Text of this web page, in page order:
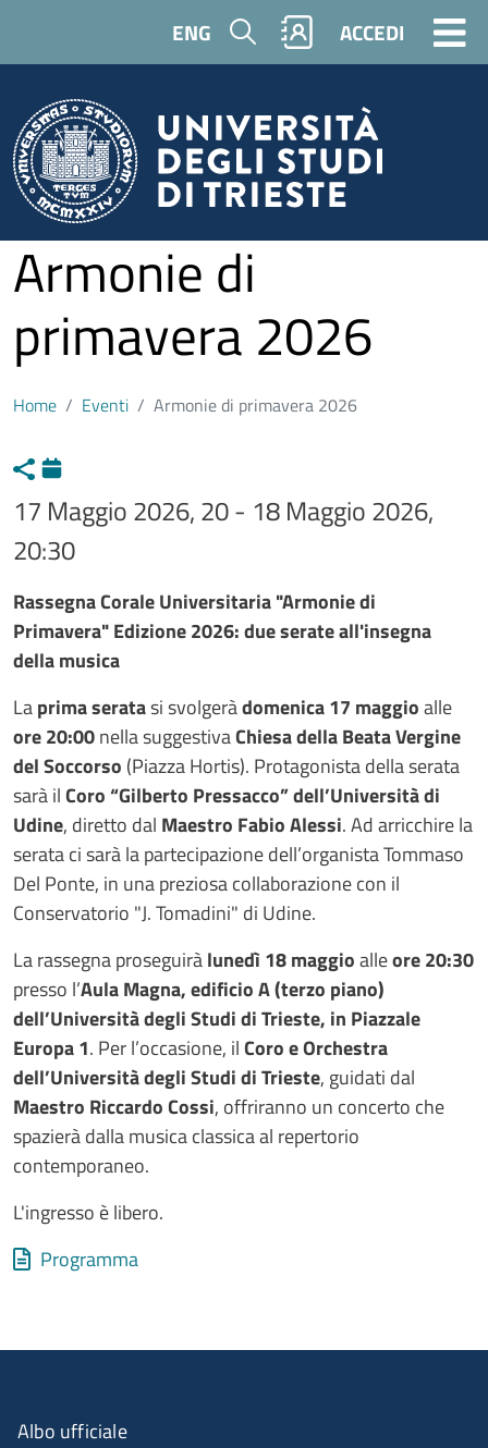
ENG Cerca ACCEDI
Armonie di
primavera 2026
Home Eventi Armonie di primavera 2026
17 Maggio 2026, 20 - 18 Maggio 2026,
20:30
Testo evento
Rassegna Corale Universitaria "Armonie di
Primavera" Edizione 2026: due serate all'insegna
della musica
Laprima seratasi svolgeràdomenica 17 maggioalle
ore 20:00nella suggestivaChiesa della Beata Vergine
del Soccorso (Piazza Hortis). Protagonista della serata
sarà ilCoro “Gilberto Pressacco”dell’Università di
Udine, diretto dal Maestro Fabio Alessi. Ad arricchire la
serata ci sarà la partecipazione dell’organista Tommaso
Del Ponte, in una preziosa collaborazione con il
Conservatorio "J. Tomadini" di Udine.
La rassegna proseguiràlunedì 18 maggioalleore 20:30
presso l’Aula Magna, edificio A (terzo piano)
dell’Università degli Studi di Trieste, in Piazzale
Europa 1. Per l’occasione, ilCoro e Orchestra
dell’Università degli Studi di Trieste, guidati dal
Maestro Riccardo Cossi, offriranno un concerto che
spazierà dalla musica classica al repertorio
contemporaneo.
L'ingresso è libero.
Allegati
Document
Programma
Albo ufficiale